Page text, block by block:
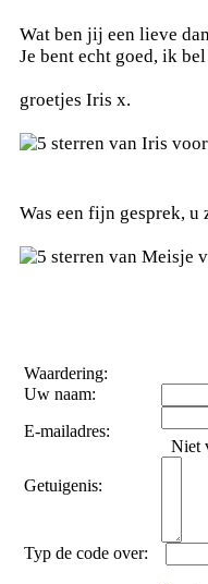
Wat ben jij een lieve
Je bent echt goed, ik
groetjes Iris x.
Was een fijn gesprek,
Waardering:
Uw naam:
E-mailadres:
Niet
Getuigenis:
Typ de code over: